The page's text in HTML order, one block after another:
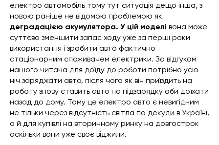
електро автомобіль тому тут ситуація дещо інша, з
новою раніше не відомою проблемою як
деградацією акумулятора. У цій моделі вона може
суттєво зменшити запас ходу уже за перші роки
використання і зробити авто фактично
стаціонарним споживачем електрики. За відгуком
нашого читача для доїду до роботи потрібно усю
ніч заряджати авто, після чого як він приїздить на
роботу знову ставить авто на підзарядку аби доїхати
назад до дому. Тому це електро авто є невигідним
не тільки через відсутність світла по декуди в Україні,
а й для купівлі на вторинному ринку на довгострок
оскільки вони уже своє віджили.